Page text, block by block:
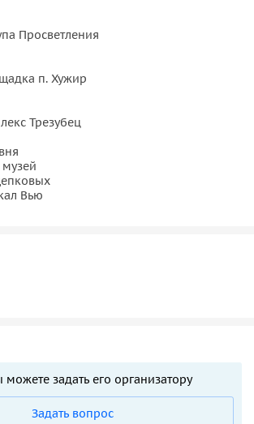
Просветления
п. Хужир
Трезубец
Вью
можете задать его организатору
Задать вопрос